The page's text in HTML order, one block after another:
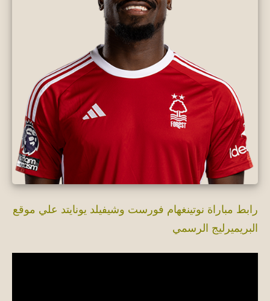
رابط مباراة نوتينغهام فورست وشيفيلد يونايتد علي موقع
البريميرليج الرسمي